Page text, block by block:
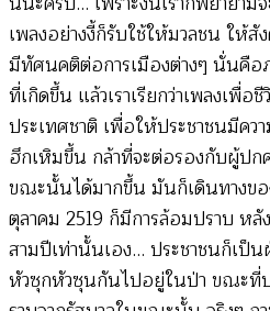
เพลงอย่างงี้ก็รับใช้ให้มวลชน ให้
มีทัศนคติต่อการเมืองต่างๆ นั่นคือ
ที่เกิดขึ้น แล้วเราเรียกว่าเพลงเพื่
ประเทศชาติ เพื่อให้ประชาชนมีค
ฮึกเหิมขึ้น กล้าที่จะต่อรองกับผู้ปก
ขณะนั้นได้มากขึ้น มันก็เดินทางข
ตุลาคม 2519 ก็มีการล้อมปราบ หลั
สามปีเท่านั้นเอง… ประชาชนก็เป็
หัวซุกหัวซุนกันไปอยู่ในป่า ขณะที่